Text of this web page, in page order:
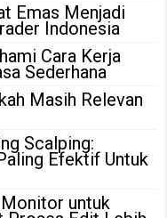
Emas Menjadi
Indonesia
Cara Kerja
Sederhana
Masih Relevan
Scalping:
Efektif Untuk
untuk